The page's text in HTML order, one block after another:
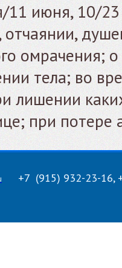
11 июня, 10/
омрачения;
тела; во
лишении
при потере
+7 (915) 932-23-16,